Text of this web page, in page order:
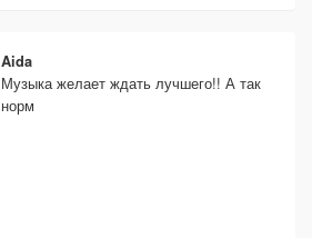
Aida
Музыка желает ждать лучшего!! А так
норм